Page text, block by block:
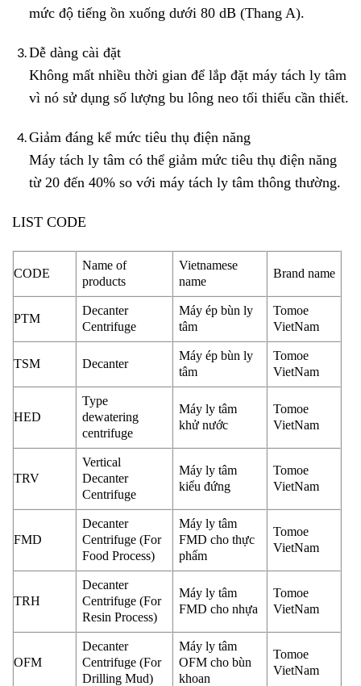
mức độ tiếng ồn xuống dưới 80 dB (Thang A).
Dễ dàng cài đặt
Không mất nhiều thời gian để lắp đặt máy tách ly tâm
vì nó sử dụng số lượng bu lông neo tối thiểu cần thiết.
Giảm đáng kể mức tiêu thụ điện năng
Máy tách ly tâm có thể giảm mức tiêu thụ điện năng
từ 20 đến 40% so với máy tách ly tâm thông thường.
LIST CODE
CODE
Name of
products
Vietnamese
name
Brand name
PTM
Decanter
Centrifuge
Máy ép bùn ly
tâm
Tomoe
VietNam
TSM Decanter
Máy ép bùn ly
tâm
Tomoe
VietNam
HED
Type
dewatering
centrifuge
Máy ly tâm
khử nước
Tomoe
VietNam
TRV
Vertical
Decanter
Centrifuge
Máy ly tâm
kiểu đứng
Tomoe
VietNam
FMD
Decanter
Centrifuge (For
Food Process)
Máy ly tâm
FMD cho thực
phẩm
Tomoe
VietNam
TRH
Decanter
Centrifuge (For
Resin Process)
Máy ly tâm
FMD cho nhựa
Tomoe
VietNam
OFM
Decanter
Centrifuge (For
Drilling Mud)
Máy ly tâm
OFM cho bùn
khoan
Tomoe
VietNam